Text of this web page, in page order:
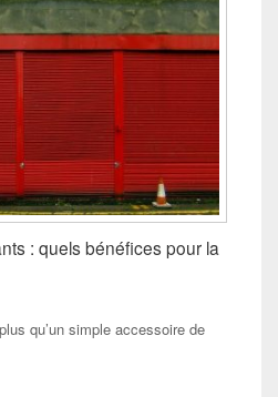
: quels bénéfices pour la
qu’un simple accessoire de